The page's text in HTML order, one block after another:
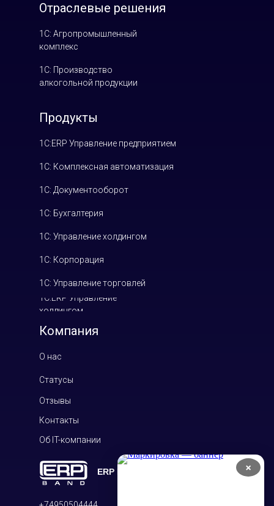
Отраслевые решения
Продукты
Компания
1С: Агропромышленный
комплекс
1С: Производство
алкогольной продукции
1С:ERP Управление предприятием
1С: Комплексная автоматизация
1С: Документооборот
1С: Управление холдингом
1С: Корпорация
1С: Бухгалтерия
1С: Управление торговлей
1С:ERP Управление
холдингом
О нас
Статусы
Отзывы
Контакты
Об IT-компании
ERP Band ×